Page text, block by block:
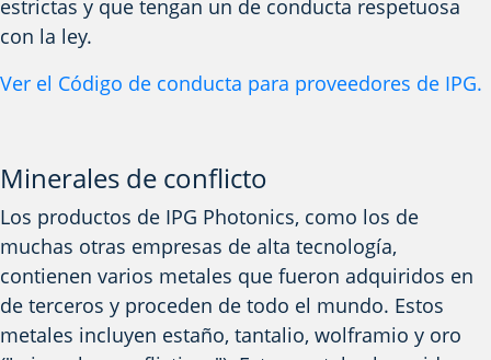
estrictas y que tengan un de conducta respetuosa
con la ley.
Ver el Código de conducta para proveedores de IPG.
Minerales de conflicto
Los productos de IPG Photonics, como los de
muchas otras empresas de alta tecnología,
contienen varios metales que fueron adquiridos en
de terceros y proceden de todo el mundo. Estos
metales incluyen estaño, tantalio, wolframio y oro